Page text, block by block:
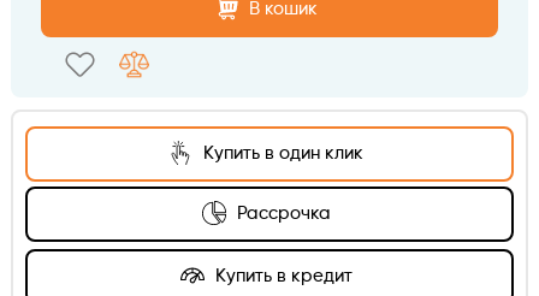
В кошик
Купить в один клик
Рассрочка
Купить в кредит